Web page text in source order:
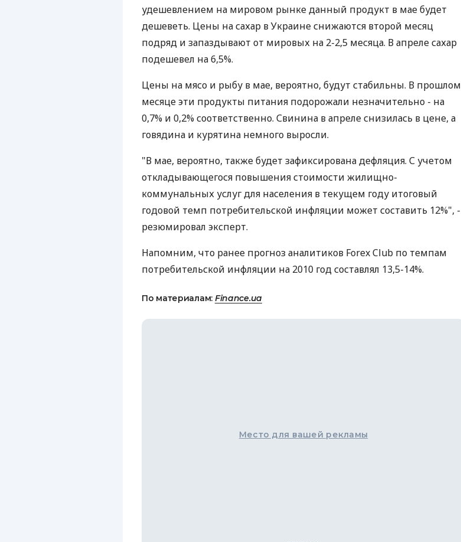
удешевлением на мировом рынке данный продукт в мае будет
дешеветь. Цены на сахар в Украине снижаются второй месяц
подряд и запаздывают от мировых на 2-2,5 месяца. В апреле сахар
подешевел на 6,5%.
Цены на мясо и рыбу в мае, вероятно, будут стабильны. В прошлом
месяце эти продукты питания подорожали незначительно - на
0,7% и 0,2% соответственно. Свинина в апреле снизилась в цене, а
говядина и курятина немного выросли.
"В мае, вероятно, также будет зафиксирована дефляция. С учетом
откладывающегося повышения стоимости жилищно-
коммунальных услуг для населения в текущем году итоговый
годовой темп потребительской инфляции может составить 12%", -
резюмировал эксперт.
Напомним, что ранее прогноз аналитиков Forex Club по темпам
потребительской инфляции на 2010 год составлял 13,5-14%.
По материалам: Finance.ua
Место для вашей рекламы